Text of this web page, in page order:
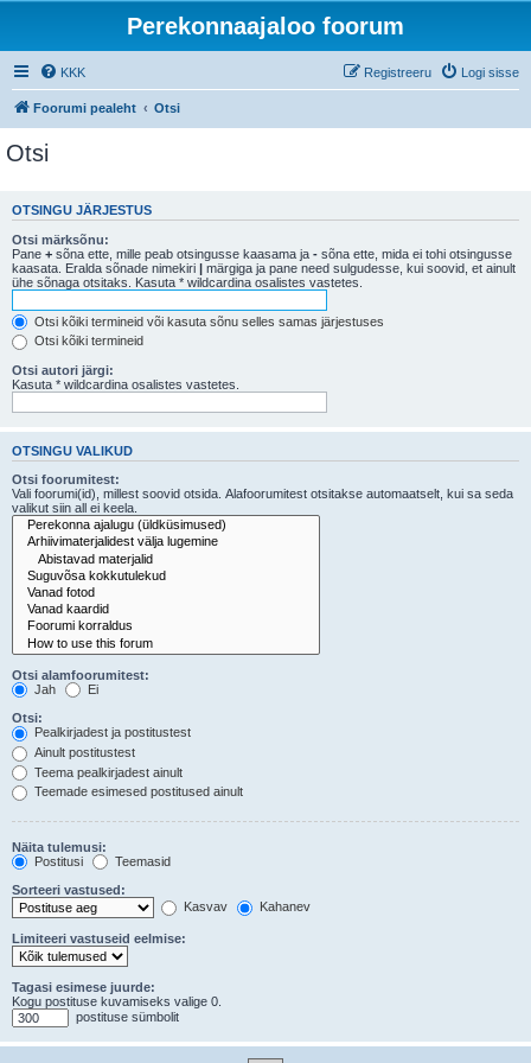
Perekonnaajaloo foorum
KKK Logi sisse
Registreeru
Foorumi pealeht Otsi
Otsi
OTSINGU JÄRJESTUS
Otsi märksõnu:
Pane + sõna ette, mille peab otsingusse kaasama ja - sõna ette, mida ei tohi otsingusse
kaasata. Eralda sõnade nimekiri | märgiga ja pane need sulgudesse, kui soovid, et ainult
ühe sõnaga otsitaks. Kasuta * wildcardina osalistes vastetes.
Otsi kõiki termineid või kasuta sõnu selles samas järjestuses
Otsi kõiki termineid
Otsi autori järgi:
Kasuta * wildcardina osalistes vastetes.
OTSINGU VALIKUD
Otsi foorumitest:
Vali foorumi(id), millest soovid otsida. Alafoorumitest otsitakse automaatselt, kui sa seda
valikut siin all ei keela.
Otsi alamfoorumitest:
Jah
Ei
Otsi:
Pealkirjadest ja postitustest
Ainult postitustest
Teema pealkirjadest ainult
Teemade esimesed postitused ainult
Näita tulemusi:
Postitusi
Teemasid
Sorteeri vastused:
Kasvav
Kahanev
Limiteeri vastuseid eelmise:
Tagasi esimese juurde:
Kogu postituse kuvamiseks valige 0.
postituse sümbolit